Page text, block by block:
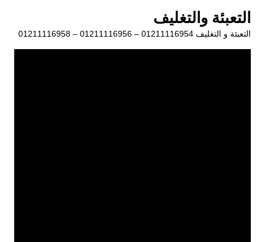
المحتوى
التعبئة والتغليف
التعبئة و التغليف 01211116954 – 01211116956 – 01211116958